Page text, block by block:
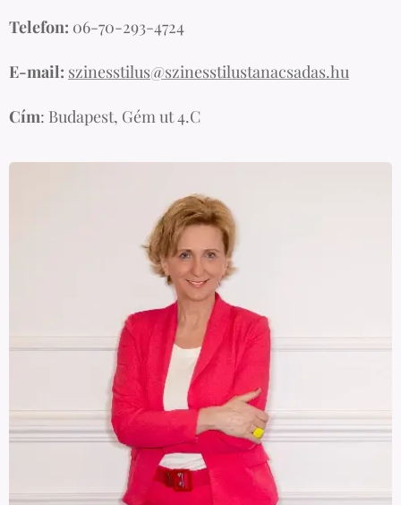
Telefon: 06-70-293-4724
E-mail: szinesstilus@szinesstilustanacsadas.hu
Cím: Budapest, Gém ut 4.C